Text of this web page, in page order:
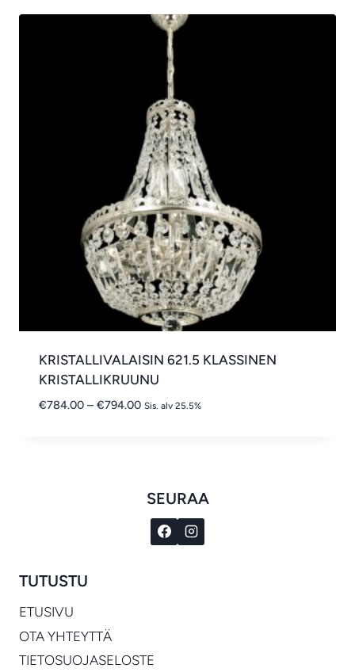
KRISTALLIVALAISIN 621.5 KLASSINEN
KRISTALLIKRUUNU
€784.00 – €794.00Hintaluokka:
Sis. alv 25.5%
SEURAA
TUTUSTU
ETUSIVU
OTA YHTEYTTÄ
TIETOSUOJASELOSTE